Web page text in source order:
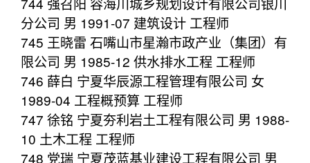
分公司 男 1991-07 建筑设计 工程师
745 王晓雷 石嘴山市星瀚市政产业（集团）有
限公司 男 1985-12 供水排水工程 工程师
746 薛白 宁夏华辰源工程管理有限公司 女
1989-04 工程概预算 工程师
747 徐铭 宁夏夯利岩土工程有限公司 男 1988-
10 土木工程 工程师
748 党瑞 宁夏茂蓝基业建设工程有限公司 男